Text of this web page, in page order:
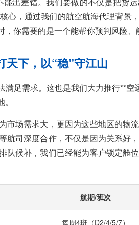
心，通过我们的航空航海代理背景
你需要的是一个能帮你预判风险、
天下，以“稳”守江山
满足需求。这也是我们大力推行**空
市场需求大，更因为这些地区的物
航司深度合作，不仅是因为关系好
队候补，我们已经能为客户锁定舱
航期/班次
每周4班（D2/4/5/7）